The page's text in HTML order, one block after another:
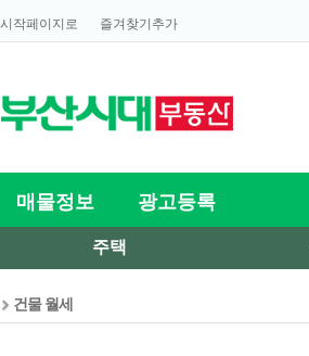
시작페이지로 즐겨찾기추가
매물정보 광고등록
주택
건물 월세